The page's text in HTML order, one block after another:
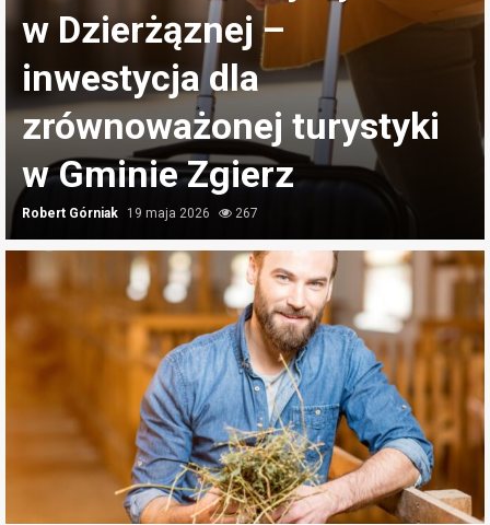
TURYSTYKA WYDARZENIA
Wiosenne spacery w
Parzęczewie: odkryj
najpiękniejsze trasy!
Robert Górniak 10 kwietnia 2026